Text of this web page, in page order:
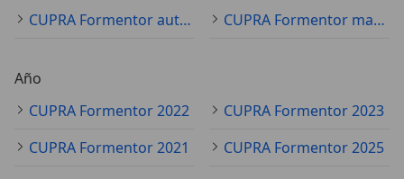
CUPRA Formentor automático
CUPRA Formentor manual
Año
CUPRA Formentor 2022
CUPRA Formentor 2023
CUPRA Formentor 2021
CUPRA Formentor 2025